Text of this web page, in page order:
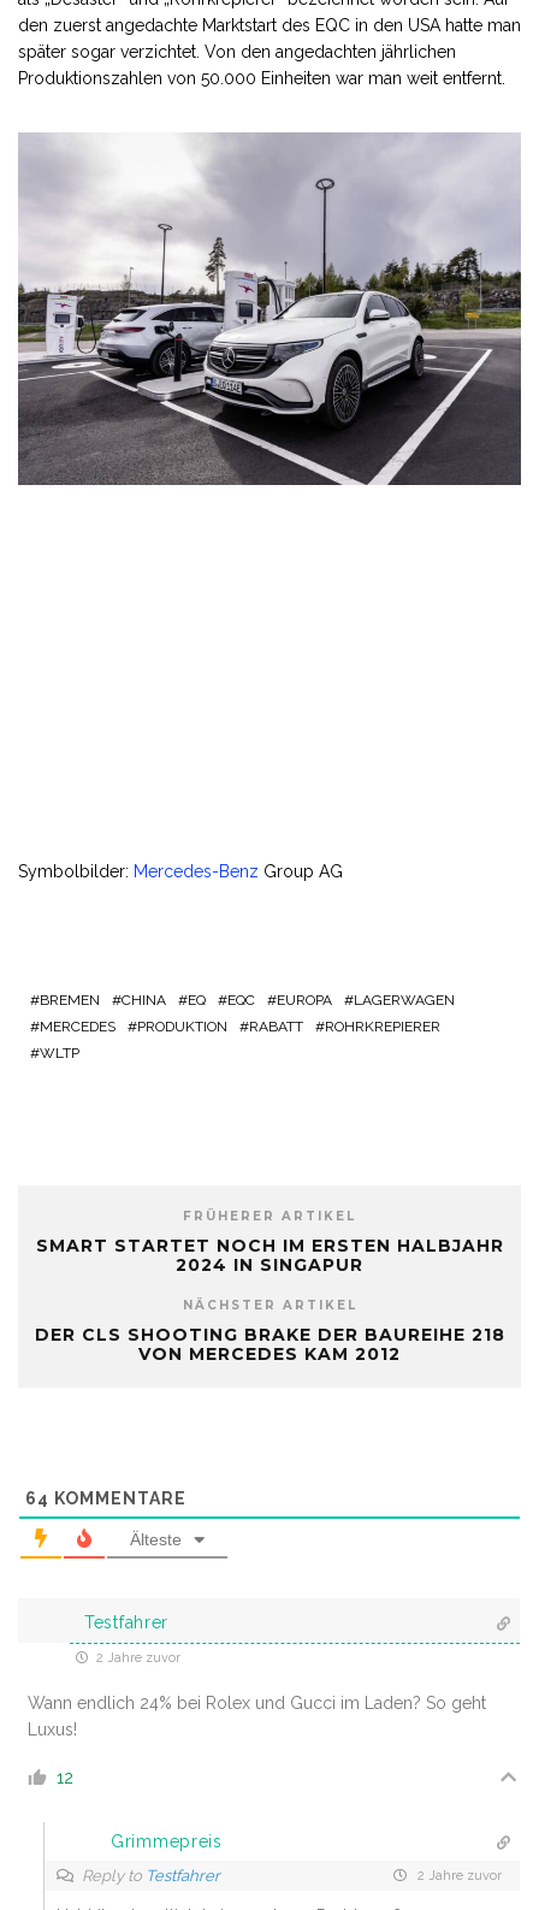
den zuerst angedachte Marktstart des EQC in den USA hatte man
später sogar verzichtet. Von den angedachten jährlichen
Produktionszahlen von 50.000 Einheiten war man weit entfernt.
Symbolbilder: Mercedes-Benz Group AG
BREMEN CHINA EQ EQC EUROPA
LAGERWAGEN
MERCEDES
PRODUKTION RABATT
ROHRKREPIERER
WLTP
FRÜHERER ARTIKEL
SMART STARTET NOCH IM ERSTEN HALBJAHR
2024 IN SINGAPUR
NÄCHSTER ARTIKEL
DER CLS SHOOTING BRAKE DER BAUREIHE 218
VON MERCEDES KAM 2012
64 KOMMENTARE
Älteste
Testfahrer
2 Jahre zuvor
Wann endlich 24% bei Rolex und Gucci im Laden? So geht
Luxus!
12
Grimmepreis
Reply to Testfahrer 2 Jahre zuvor